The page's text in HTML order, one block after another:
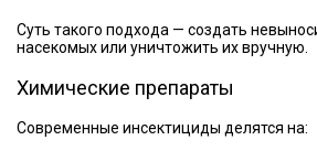
Суть такого подхода — создать
насекомых или уничтожить их вручную.
Химические препараты
Современные инсектициды делятся на: